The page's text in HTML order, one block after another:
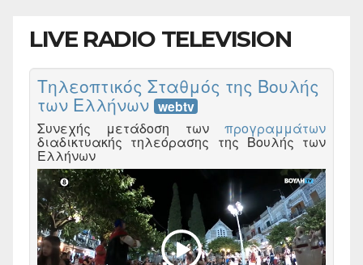
LIVE RADIO TELEVISION